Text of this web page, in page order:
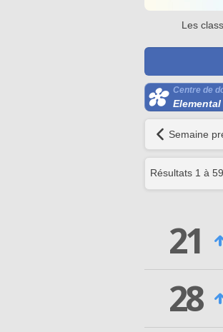
Les
Centre de
Elemental
Semaine
Résultats 1 à 59
21
28